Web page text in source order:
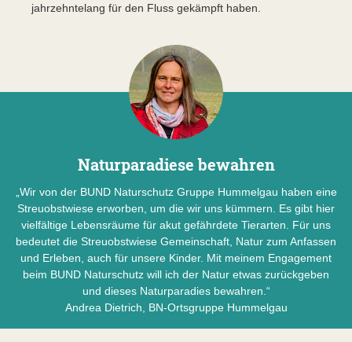
jahrzehntelang für den Fluss gekämpft haben.
Naturparadiese bewahren
„Wir von der BUND Naturschutz Gruppe Hummelgau haben eine
Streuobstwiese erworben, um die wir uns kümmern. Es gibt hier
vielfältige Lebensräume für akut gefährdete Tierarten. Für uns
bedeutet die Streuobstwiese Gemeinschaft, Natur zum Anfassen
und Erleben, auch für unsere Kinder. Mit meinem Engagement
beim BUND Naturschutz will ich der Natur etwas zurückgeben
und dieses Naturparadies bewahren.“
Andrea Dietrich, BN-Ortsgruppe Hummelgau